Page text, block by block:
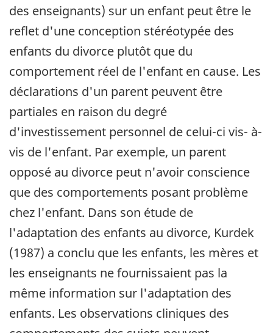
des enseignants) sur un enfant peut être le
reflet d'une conception stéréotypée des
enfants du divorce plutôt que du
comportement réel de l'enfant en cause. Les
déclarations d'un parent peuvent être
partiales en raison du degré
d'investissement personnel de celui-ci vis- à-
vis de l'enfant. Par exemple, un parent
opposé au divorce peut n'avoir conscience
que des comportements posant problème
chez l'enfant. Dans son étude de
l'adaptation des enfants au divorce, Kurdek
(1987) a conclu que les enfants, les mères et
les enseignants ne fournissaient pas la
même information sur l'adaptation des
enfants. Les observations cliniques des